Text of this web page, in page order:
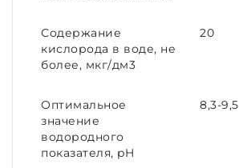
Содержание
кислорода в воде, не
более, мкг/дм3
20
Оптимальное
значение
водородного
показателя, pH
8,3-9,5